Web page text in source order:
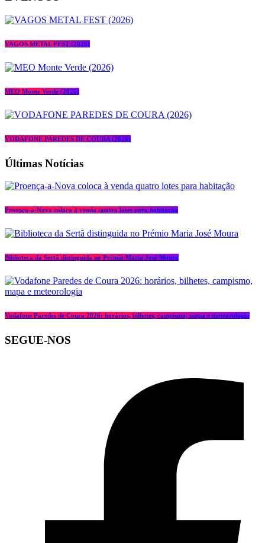
VAGOS METAL FEST (2026)
MEO Monte Verde (2026)
VODAFONE PAREDES DE COURA (2026)
Últimas Notícias
Proença-a-Nova coloca à venda quatro lotes para habitação
Biblioteca da Sertã distinguida no Prémio Maria José Moura
Vodafone Paredes de Coura 2026: horários, bilhetes, campismo, mapa e meteorologia
SEGUE-NOS